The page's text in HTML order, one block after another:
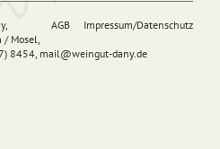
AGB Impressum/Datenschutz
/ Mosel,
8454, mail@weingut-dany.de